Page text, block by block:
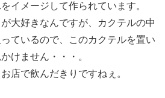
イメージして作られています。
が大好きなんですが、カクテルの中
っているので、このカクテルを置い
けません・・・。
店で飲んだきりですねぇ。